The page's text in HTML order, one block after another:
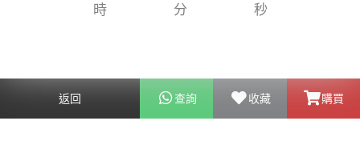
返回 查詢 收藏 購買
客戶服務
時 分 秒